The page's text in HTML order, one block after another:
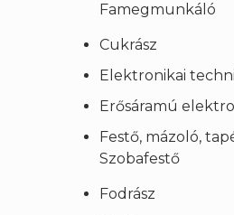
Famegmunkáló
Cukrász
Elektronikai
Erősáramú
Festő, mázoló,
Szobafestő
Fodrász